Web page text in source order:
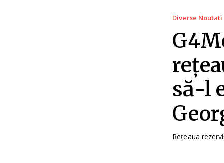
Diverse Noutati
să-l
Rețeaua